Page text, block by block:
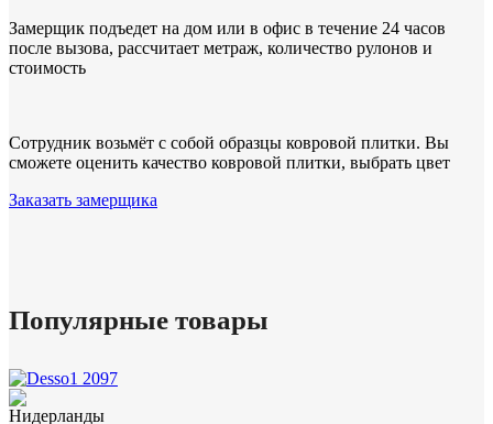
Замерщик подъедет на дом или в офис в течение 24 часов
после вызова, рассчитает метраж, количество рулонов и
стоимость
Сотрудник возьмёт с собой образцы ковровой плитки. Вы
сможете оценить качество ковровой плитки, выбрать цвет
Заказать замерщика
Популярные товары